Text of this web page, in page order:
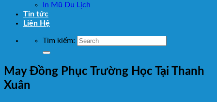
In Mũ Du Lịch
Tin tức
Liên Hệ
Tìm kiếm:
May Đồng Phục Trường Học Tại Thanh
Xuân